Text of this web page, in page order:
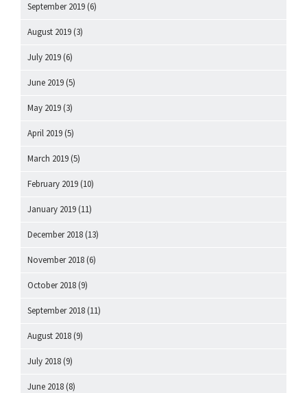
September 2019 (6)
August 2019 (3)
July 2019 (6)
June 2019 (5)
May 2019 (3)
April 2019 (5)
March 2019 (5)
February 2019 (10)
January 2019 (11)
December 2018 (13)
November 2018 (6)
October 2018 (9)
September 2018 (11)
August 2018 (9)
July 2018 (9)
June 2018 (8)